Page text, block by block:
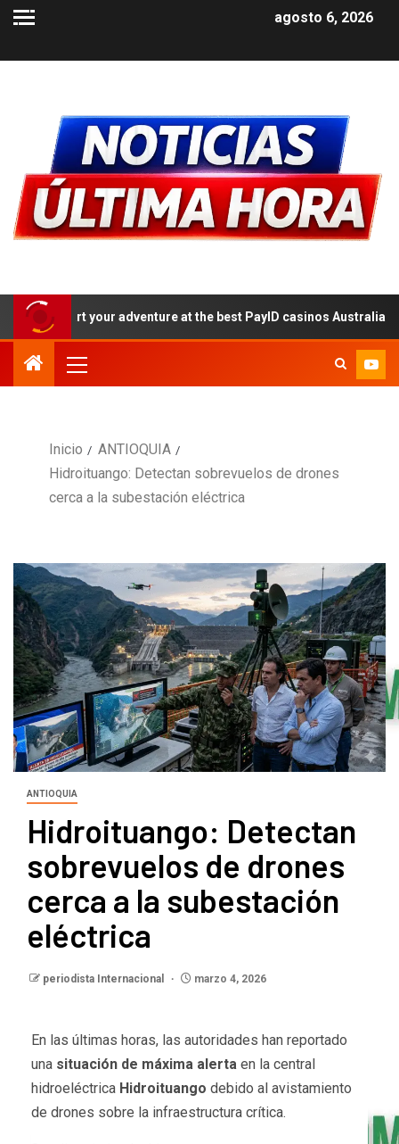
agosto 6, 2026
adventure at the best PayID casinos Australia 2026: a step-by-
Inicio
ANTIOQUIA
Hidroituango: Detectan sobrevuelos de drones
cerca a la subestación eléctrica
ANTIOQUIA
Hidroituango: Detectan
sobrevuelos de drones
cerca a la subestación
eléctrica
periodista Internacional marzo 4, 2026
En las últimas horas, las autoridades han reportado
una situación de máxima alerta en la central
hidroeléctrica Hidroituango debido al avistamiento
de drones sobre la infraestructura crítica.